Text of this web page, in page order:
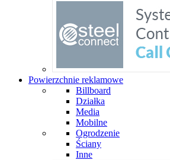
Powierzchnie reklamowe
Billboard
Działka
Media
Mobilne
Ogrodzenie
Ściany
Inne